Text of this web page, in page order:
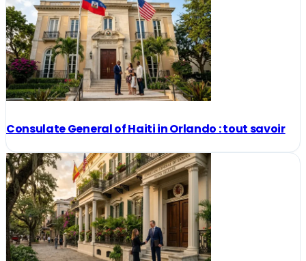
Consulate General of Haiti in Orlando : tout savoir